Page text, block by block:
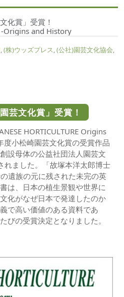
化賞」受賞！
-Origins and History
,(株)ウッズプレス,(公社)園芸文化協会,
芸文化賞」受賞！
HORTICULTURE Origins
小松崎園芸文化賞の受賞作品
設母体の公益社団法人園芸文
れました。「故塚本洋太郎博士
遺族の元に残された未完の英
は、日本の植生景観や世界に
化がなぜ日本で発達したのか
で高い価値のある資料であ
びの受賞決定となりました。